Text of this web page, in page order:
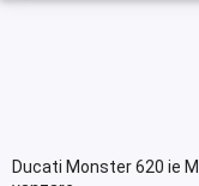
Ducati Monster 620 ie